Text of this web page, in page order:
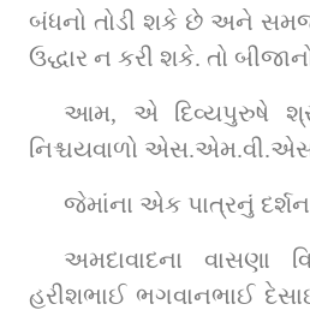
બંધનો તોડી શકે છે અને
ઉદ્ધાર ન કરી શકે. તો
આમ, એ દિવ્યપુરુષે
નિશ્ચયવાળો
જેમાંના એક પાત્રનું
અમદાવાદના વાસણા
હરીશભાઈ ભગવાનભાઈ